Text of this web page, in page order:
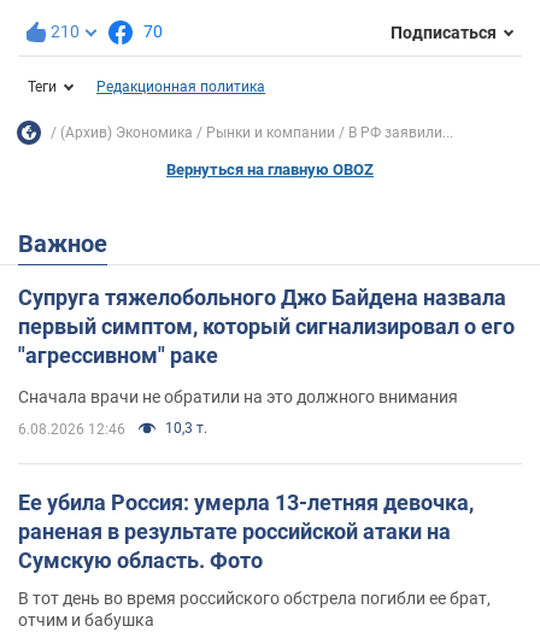
210 70 Подписаться
Теги Редакционная политика
(Архив) Экономика Рынки и компании В РФ заявили...
Вернуться на главную OBOZ
Важное
Супруга тяжелобольного Джо Байдена назвала
первый симптом, который сигнализировал о его
"агрессивном" раке
Сначала врачи не обратили на это должного внимания
6.08.2026 12:46 10,3 т.
Ее убила Россия: умерла 13-летняя девочка,
раненая в результате российской атаки на
Сумскую область. Фото
В тот день во время российского обстрела погибли ее брат,
отчим и бабушка